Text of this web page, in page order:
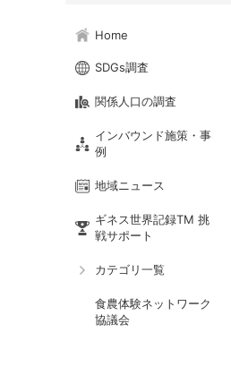
Home
SDGs調査
関係人口の調査
インバウンド施策・事
例
地域ニュース
ギネス世界記録TM 挑
戦サポート
カテゴリ一覧
食農体験ネットワーク
協議会